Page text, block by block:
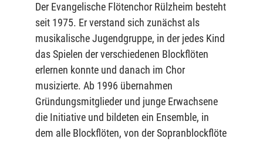
Der Evangelische Flötenchor Rülzheim besteht
seit 1975. Er verstand sich zunächst als
musikalische Jugendgruppe, in der jedes Kind
das Spielen der verschiedenen Blockflöten
erlernen konnte und danach im Chor
musizierte. Ab 1996 übernahmen
Gründungsmitglieder und junge Erwachsene
die Initiative und bildeten ein Ensemble, in
dem alle Blockflöten, von der Sopranblockflöte